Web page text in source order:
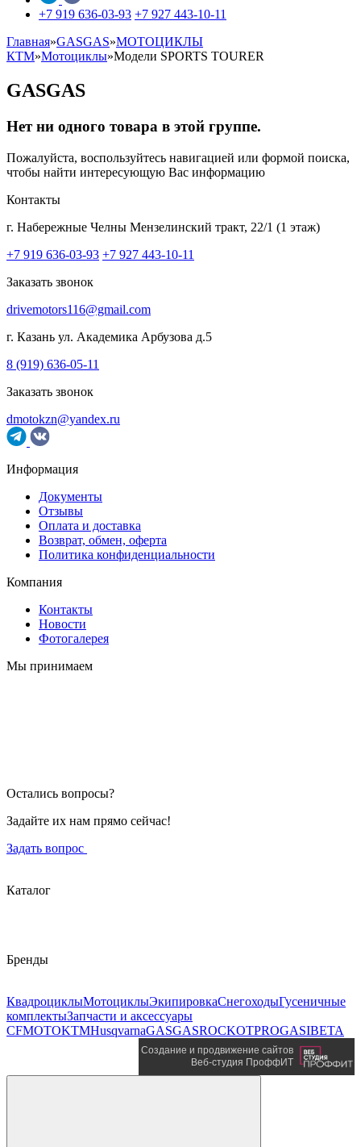
+7 919 636-03-93 +7 927 443-10-11
Главная»GASGAS»МОТОЦИКЛЫ
КТМ»Мотоциклы»Модели SPORTS TOURER
GASGAS
Нет ни одного товара в этой группе.
Пожалуйста, воспользуйтесь навигацией или формой поиска,
чтобы найти интересующую Вас информацию
Контакты
г. Набережные Челны Мензелинский тракт, 22/1 (1 этаж)
+7 919 636-03-93 +7 927 443-10-11
Заказать звонок
drivemotors116@gmail.com
г. Казань ул. Академика Арбузова д.5
8 (919) 636-05-11
Заказать звонок
dmotokzn@yandex.ru
Информация
Документы
Отзывы
Оплата и доставка
Возврат, обмен, оферта
Политика конфиденциальности
Компания
Контакты
Новости
Фотогалерея
Мы принимаем
Остались вопросы?
Задайте их нам прямо сейчас!
Задать вопрос
Каталог
Бренды
КвадроциклыМотоциклыЭкипировкаСнегоходыГусеничные
комплектыЗапчасти и аксессуары
CFMOTOKTMHusqvarnaGASGASROCKOTPROGASIBETA
Создание и продвижение сайтов
Веб-студия ПроффИТ